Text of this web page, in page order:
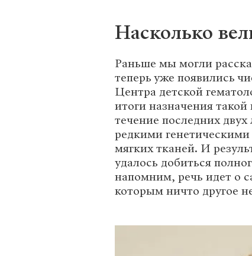
Насколько
Раньше мы могли
теперь уже появились
Центра детской
итоги назначения
течение последних
редкими
мягких тканей. И
удалось добиться
напомним, речь идет о
которым ничто другое